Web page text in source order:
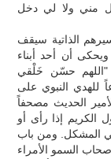
مني ولا لي دخل
الذاتية سيقف
أن أحد أبناء
"اللهم حسّن خَلْقي
للهدي النبوي على
الحديث مصحفاً
الكريم إذا رأى أو
المشكل. ومن باب
السمو الأمراء